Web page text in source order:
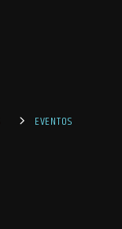
EVENTOS